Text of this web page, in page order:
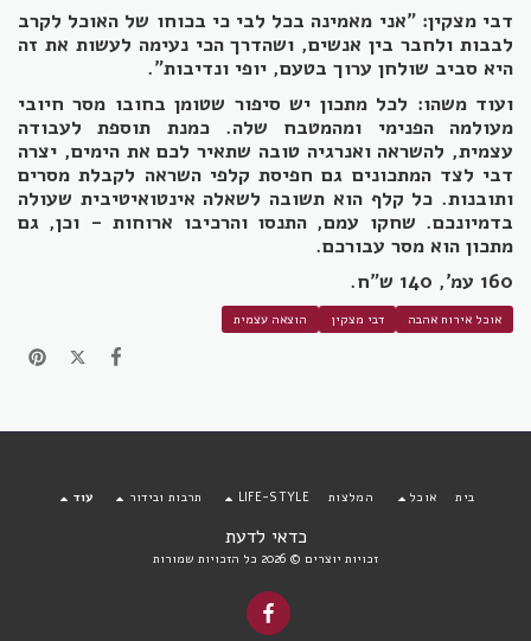
דבי מצקין: "אני מאמינה בכל לבי כי בכוחו של האוכל לקרב
לבבות ולחבר בין אנשים, ושהדרך הכי נעימה לעשות את זה
היא סביב שולחן ערוך בטעם, יופי ונדיבות".
ועוד משהו: לכל מתכון יש סיפור שטומן בחובו מסר חיובי
מעולמה הפנימי ומהמטבח שלה. כמנת תוספת לעבודה
עצמית, להשראה ואנרגיה טובה שתאיר לכם את הימים, יצרה
דבי לצד המתכונים גם חפיסת קלפי השראה לקבלת מסרים
ותובנות. כל קלף הוא תשובה לשאלה אינטואיטיבית שעולה
בדמיונכם. שחקו עמם, התנסו והרכיבו ארוחות - וכן, גם
מתכון הוא מסר עבורכם.
160 עמ', 140 ש"ח.
אוכל אירוח אהבה דבי מצקין הוצאה עצמית
כדאי לדעת
זכויות יוצרים © 2026 כל הזכויות שמורות
בית אוכל המלצות LIFE-STYLE תרבות ובידור עוד